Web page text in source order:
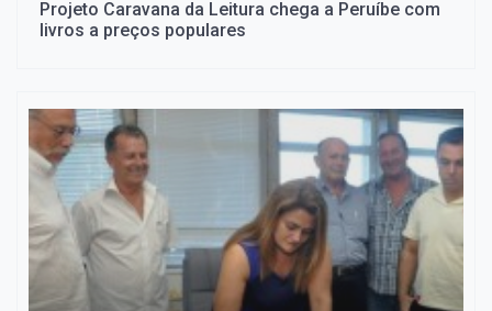
Projeto Caravana da Leitura chega a Peruíbe com
livros a preços populares